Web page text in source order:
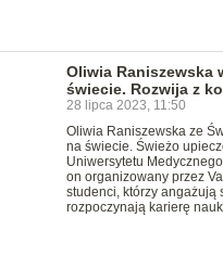
Oliwia Raniszewska
świecie. Rozwija z
28 lipca 2023, 11:50
Oliwia Raniszewska ze
na świecie. Świeżo
Uniwersytetu
on organizowany przez
studenci, którzy angażują
rozpoczynają karierę